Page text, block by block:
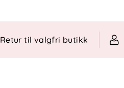
Retur til valgfri butikk